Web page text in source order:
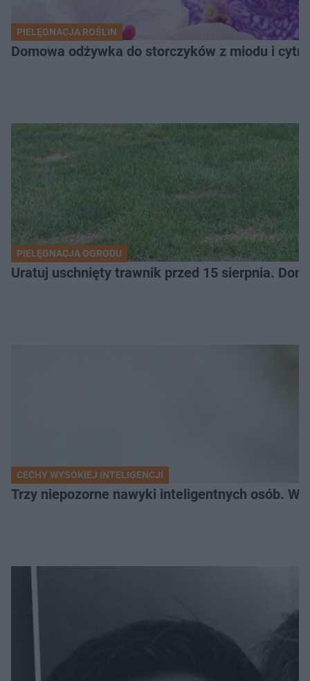
PIELĘGNACJA ROŚLIN
Domowa odżywka do storczyków z miodu i
PIELĘGNACJA OGRODU
Uratuj uschnięty trawnik przed 15 sierpnia.
CECHY WYSOKIEJ INTELIGENCJI
Trzy niepozorne nawyki inteligentnych osób.